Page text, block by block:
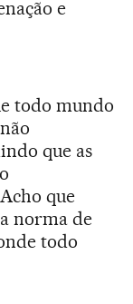
e
todo mundo
que as
que
norma de
todo